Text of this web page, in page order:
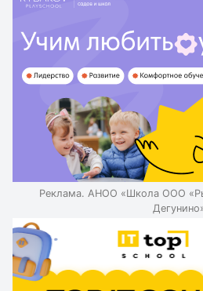
Реклама. АНОО «Школа ООО